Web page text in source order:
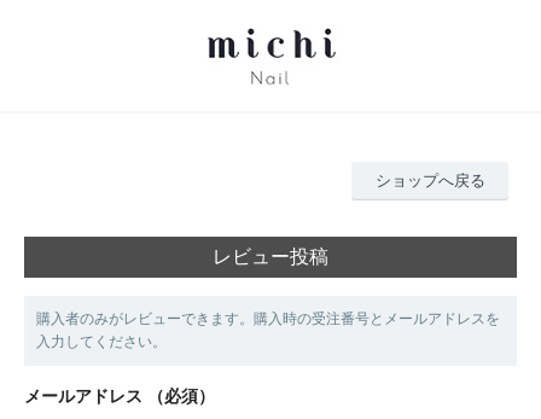
ショップへ戻る
レビュー投稿
購入者のみがレビューできます。購入時の受注番号とメールアドレスを
入力してください。
メールアドレス （必須）